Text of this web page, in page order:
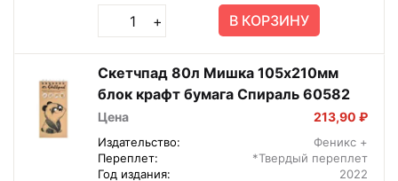
+ В КОРЗИНУ
Скетчпад 80л Мишка 105х210мм
блок крафт бумага Спираль 60582
Цена 213,90 ₽
Издательство:
Феникс +
Переплет:
*Твердый переплет
Год издания:
2022